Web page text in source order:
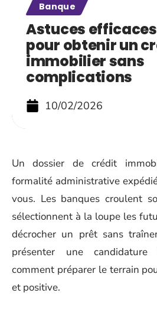
Banque
Astuces efficaces
pour obtenir un
immobilier sans
complications
10/02/2026
Un dossier de crédit
formalité administrative
vous. Les banques croulent
sélectionnent à la loupe les
décrocher un prêt sans
présenter une candidature
comment préparer le terrain
et positive.